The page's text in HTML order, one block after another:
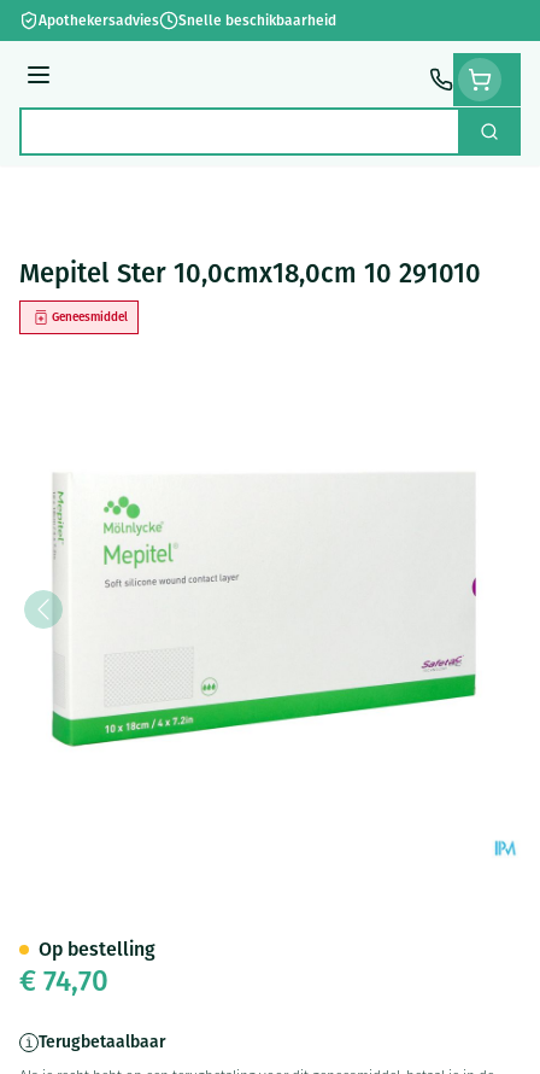
Ga naar de inhoud
Apothekersadvies Snelle beschikbaarheid
Menu
Zoek
Mepitel Ster 10,0cmx18,0cm 10 291010
Geneesmiddel
€ 74,70
Terugbetaalbaar
Op bestelling